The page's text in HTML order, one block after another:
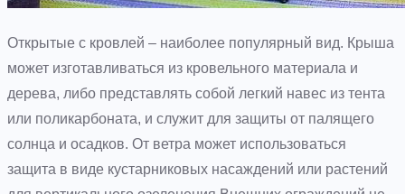
Открытые с кровлей – наиболее популярный вид. Крыша
может изготавливаться из кровельного материала и
дерева, либо представлять собой легкий навес из тента
или поликарбоната, и служит для защиты от палящего
солнца и осадков. От ветра может использоваться
защита в виде кустарниковых насаждений или растений